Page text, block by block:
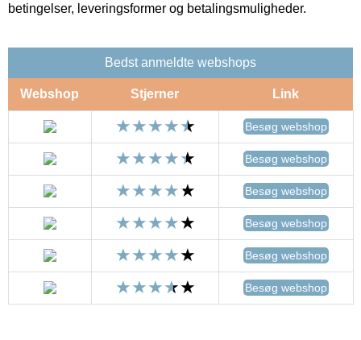
betingelser, leveringsformer og betalingsmuligheder.
Bedst anmeldte webshops
Webshop Stjerner Link
Besøg webshop
Besøg webshop
Besøg webshop
Besøg webshop
Besøg webshop
Besøg webshop